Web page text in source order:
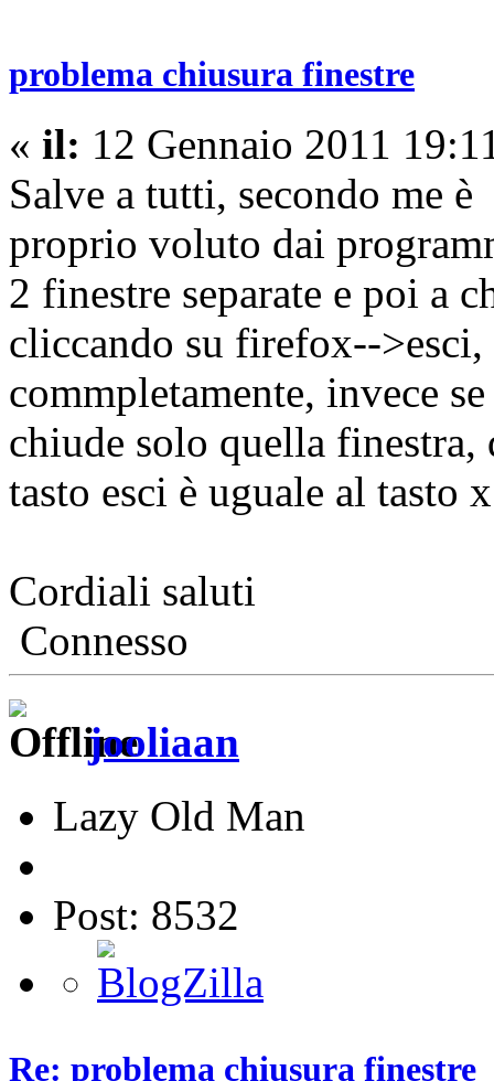
problema chiusura finestre
« il: 12 Gennaio 2011
Salve a tutti, secondo me
proprio voluto dai
2 finestre separate e poi a
cliccando su firefox--
commpletamente, invece
chiude solo quella
tasto esci è uguale al tasto x
Cordiali saluti
Connesso
jooliaan
Lazy Old Man
Post: 8532
Re: problema chiusura finestre